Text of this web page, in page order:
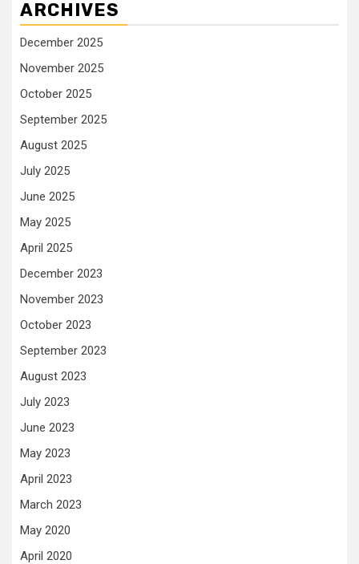
ARCHIVES
December 2025
November 2025
October 2025
September 2025
August 2025
July 2025
June 2025
May 2025
April 2025
December 2023
November 2023
October 2023
September 2023
August 2023
July 2023
June 2023
May 2023
April 2023
March 2023
May 2020
April 2020